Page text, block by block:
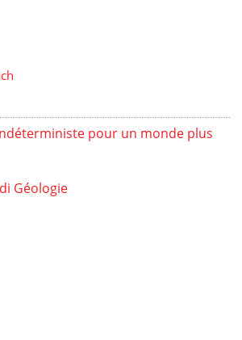
pour un monde plus
Géologie